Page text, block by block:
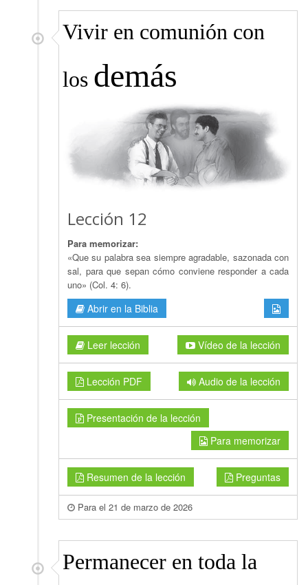
Vivir en comunión con
los demás
Lección 12
Para memorizar:
«Que su palabra sea siempre agradable, sazonada con
sal, para que sepan cómo conviene responder a cada
uno» (Col. 4: 6).
Abrir en la Biblia
Leer lección Vídeo de la lección
Lección PDF Audio de la lección
Presentación de la lección
Para memorizar
Resumen de la lección Preguntas
Para el 21 de marzo de 2026
Permanecer en toda la